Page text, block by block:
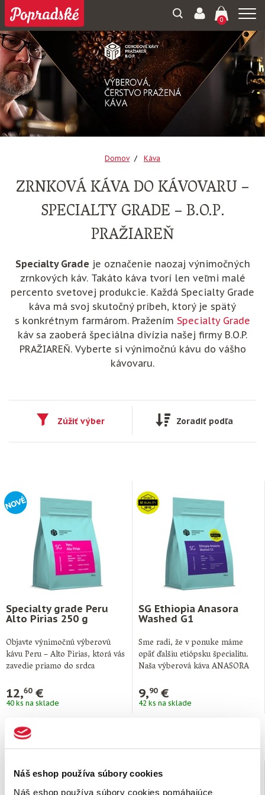
Náš eshop používa súbory cookies
Náš eshop používa súbory cookies pomáhajúce
0
Domov Káva
ZRNKOVÁ KÁVA DO KÁVOVARU –
SPECIALTY GRADE – B.O.P.
PRAŽIAREŇ
Specialty Grade je označenie naozaj výnimočných
zrnkových káv. Takáto káva tvorí len veľmi malé
percento svetovej produkcie. Každá Specialty Grade
káva má svoj skutočný príbeh, ktorý je spätý
s konkrétnym farmárom. Pražením Specialty Grade
káv sa zaoberá špeciálna divízia našej firmy B.O.P.
PRAŽIAREŇ. Vyberte si výnimočnú kávu do vášho
kávovaru.
Zúžiť výber Zoradiť podľa
Specialty grade Peru
Alto Pirias 250 g
Objavte výnimočnú výberovú
kávu Peru – Alto Pirias, ktorá vás
zavedie priamo do srdca
12,60€
40 ks na sklade
SG Ethiopia Anasora
Washed G1
Sme radi, že v ponuke máme
opäť ďalšiu etiópsku špecialitu.
Naša výberová káva ANASORA
9,90€
42 ks na sklade